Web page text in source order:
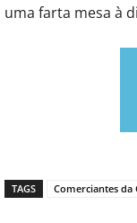
uma farta mesa à
TAGS Comerciantes da